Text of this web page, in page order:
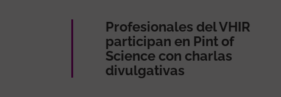
Profesionales del VHIR
participan en Pint of
Science con charlas
divulgativas